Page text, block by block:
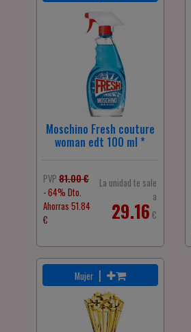
Moschino Fresh couture
woman edt 100 ml *
PVP 81.00 €
- 64% Dto.
Ahorras 51.84
€
La unidad te sale
a
29.16 €
Mujer|